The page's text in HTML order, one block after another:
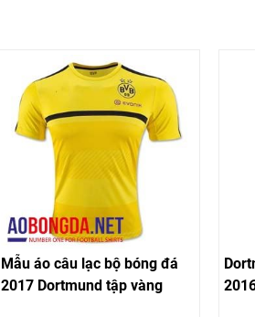
Mẫu áo câu lạc bộ bóng đá
2017 Dortmund tập vàng